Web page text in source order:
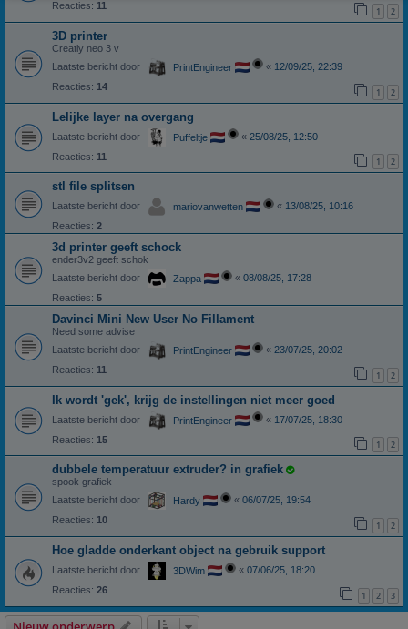
Reacties: 11 1 2
3D printer
Creatly neo 3 v
Laatste bericht door
PrintEngineer « 12/09/25, 22:39
Reacties: 14 1 2
Lelijke layer na overgang
Laatste bericht door Puffeltje « 25/08/25, 12:50
Reacties: 11 1 2
stl file splitsen
Laatste bericht door mariovanwetten « 13/08/25, 10:16
Reacties: 2
3d printer geeft schock
ender3v2 geeft schok
Laatste bericht door
Zappa « 08/08/25, 17:28
Reacties: 5
Davinci Mini New User No Fillament
Need some advise
Laatste bericht door
PrintEngineer « 23/07/25, 20:02
Reacties: 11 1 2
Ik wordt 'gek', krijg de instellingen niet meer goed
Laatste bericht door PrintEngineer « 17/07/25, 18:30
Reacties: 15 1 2
dubbele temperatuur extruder? in grafiek
spook grafiek
Laatste bericht door
Hardy « 06/07/25, 19:54
Reacties: 10 1 2
Hoe gladde onderkant object na gebruik support
Laatste bericht door 3DWim « 07/06/25, 18:20
Reacties: 26 1 2 3